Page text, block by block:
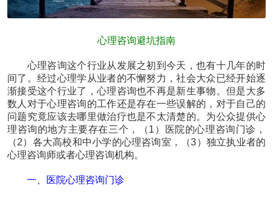
心理咨询避坑指南
心理咨询这个行业从发展之初到今天，也有十几年的时
间了。经过心理学从业者的不懈努力，社会大众已经开始逐
渐接受这个行业了，心理咨询也不再是新生事物。但是大多
数人对于心理咨询的工作还是存在一些误解的，对于自己的
问题究竟应该去哪里做治疗也是不太清楚的。为公众提供心
理咨询的地方主要存在三个，（1）医院的心理咨询门诊，
（2）各大高校和中小学的心理咨询室，（3）独立执业者的
心理咨询师或者心理咨询机构。
一、医院心理咨询门诊